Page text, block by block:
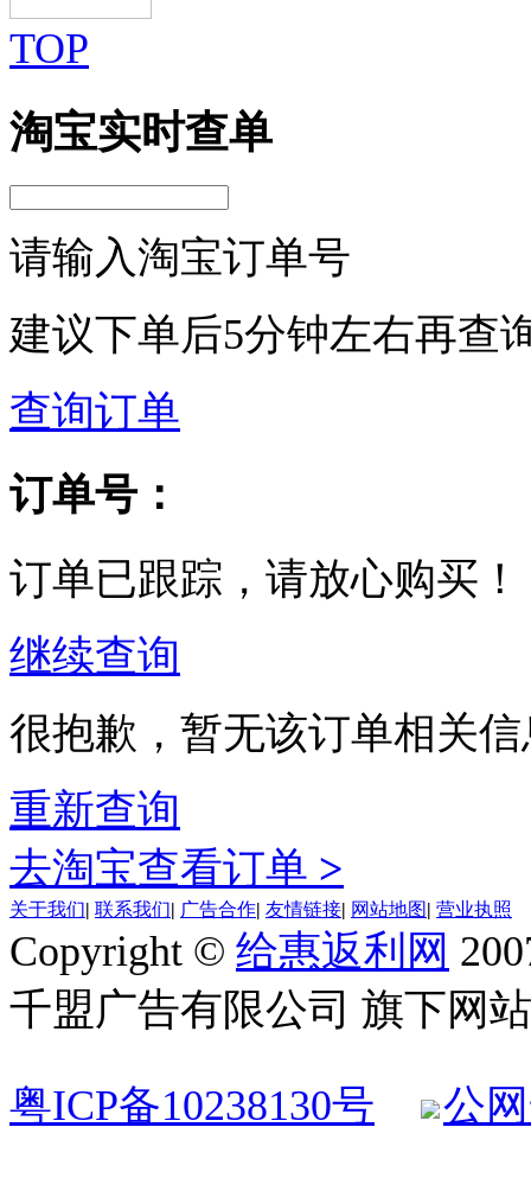
TOP
淘宝实时查单
请输入淘宝订单号
建议下单后5分钟左右再查
查询订单
订单号：
订单已跟踪，请放心购买！
继续查询
很抱歉，暂无该订单相关
重新查询
去淘宝查看订单 >
关于我们| 联系我们| 广告合作| 友情链接| 网站地图| 营业执照
Copyright © 给惠返利网
千盟广告有限公司 旗下网
粤ICP备10238130号 公